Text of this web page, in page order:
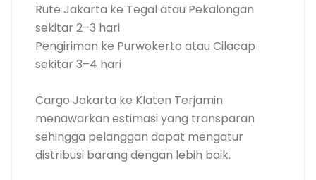
Rute Jakarta ke Tegal atau Pekalongan
sekitar 2–3 hari
Pengiriman ke Purwokerto atau Cilacap
sekitar 3–4 hari
Cargo Jakarta ke Klaten Terjamin
menawarkan estimasi yang transparan
sehingga pelanggan dapat mengatur
distribusi barang dengan lebih baik.